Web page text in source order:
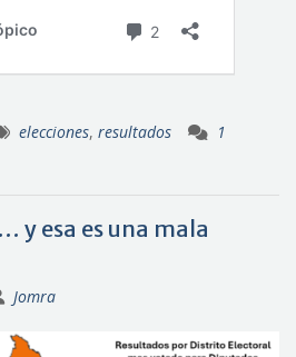
elecciones, resultados
1
y esa es una mala
Jomra